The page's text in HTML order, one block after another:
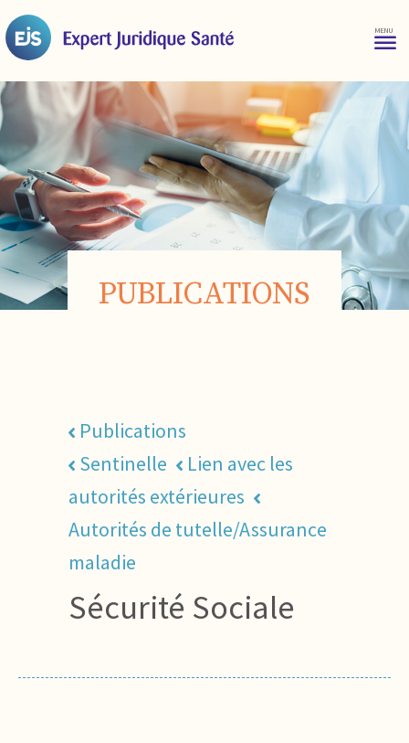
PUBLICATIONS
Publications
Sentinelle
Lien avec les
autorités extérieures
Autorités de tutelle/Assurance
maladie
Sécurité Sociale